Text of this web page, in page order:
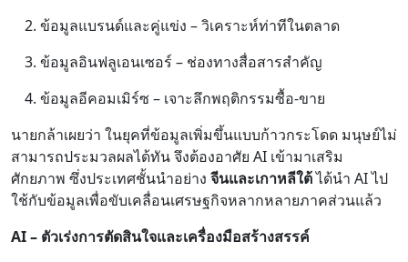
ข้อมูลแบรนด์และคู่แข่ง – วิเคราะห์ท่าทีในตลาด
ข้อมูลอินฟลูเอนเซอร์ – ช่องทางสื่อสารสำคัญ
ข้อมูลอีคอมเมิร์ซ – เจาะลึกพฤติกรรมซื้อ-ขาย
นายกล้าเผยว่า ในยุคที่ข้อมูลเพิ่มขึ้นแบบก้าวกระโดด มนุษย์ไม่
สามารถประมวลผลได้ทัน จึงต้องอาศัย AI เข้ามาเสริม
ศักยภาพ ซึ่งประเทศชั้นนำอย่าง จีนและเกาหลีใต้ได้นำ AI ไป
ใช้กับข้อมูลเพื่อขับเคลื่อนเศรษฐกิจหลากหลายภาคส่วนแล้ว
AI – ตัวเร่งการตัดสินใจและเครื่องมือสร้างสรรค์